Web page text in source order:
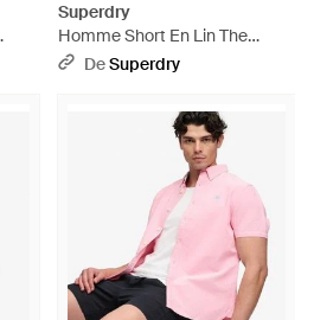
Superdry
Homme Short En Lin The
Merchant Store Taille - Bleu
DeSuperdry